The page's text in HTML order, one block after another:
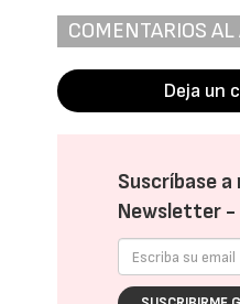
COMENTARIOS
Deja un
Suscríbase
Newsletter -